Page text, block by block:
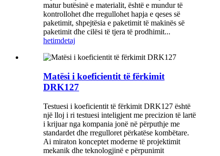
matur butësinë e materialit, është e mundur të
kontrollohet dhe rregullohet hapja e qeses së
paketimit, shpejtësia e paketimit të makinës së
paketimit dhe cilësi të tjera të prodhimit...
hetimdetaj
Matësi i koeficientit të fërkimit
DRK127
Testuesi i koeficientit të fërkimit DRK127 është
një lloj i ri testuesi inteligjent me precizion të lartë
i krijuar nga kompania jonë në përputhje me
standardet dhe rregulloret përkatëse kombëtare.
Ai miraton konceptet moderne të projektimit
mekanik dhe teknologjinë e përpunimit